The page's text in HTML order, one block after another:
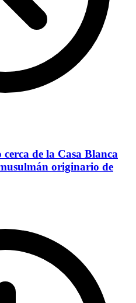
de la Casa Blanca
originario de